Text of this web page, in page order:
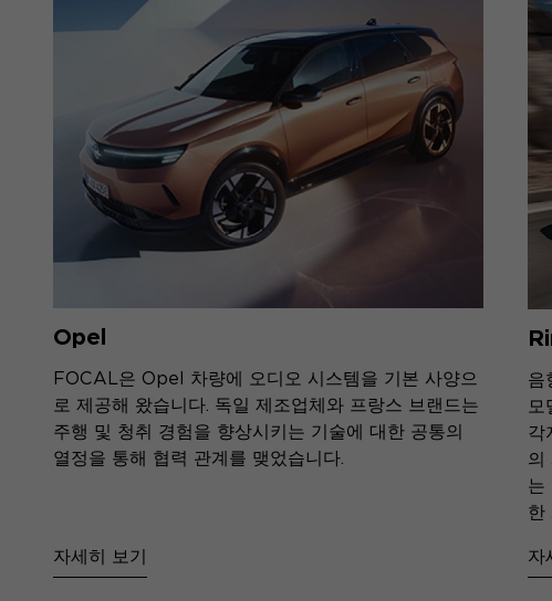
Opel
FOCAL은 Opel 차량에 오디오 시스템을 기본 사양으
로 제공해 왔습니다. 독일 제조업체와 프랑스 브랜드는
주행 및 청취 경험을 향상시키는 기술에 대한 공통의
열정을 통해 협력 관계를 맺었습니다.
자세히 보기
음
모
각
의
는
한
자